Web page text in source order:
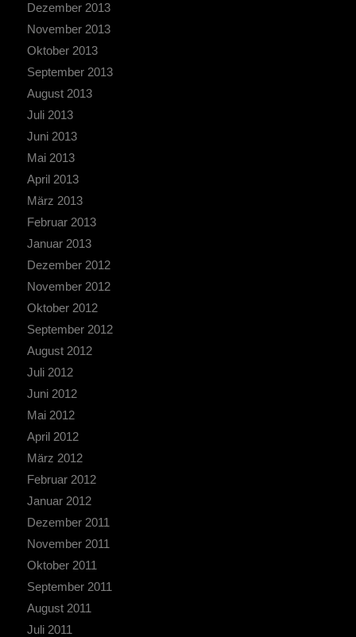
Dezember 2013
November 2013
Oktober 2013
September 2013
August 2013
Juli 2013
Juni 2013
Mai 2013
April 2013
März 2013
Februar 2013
Januar 2013
Dezember 2012
November 2012
Oktober 2012
September 2012
August 2012
Juli 2012
Juni 2012
Mai 2012
April 2012
März 2012
Februar 2012
Januar 2012
Dezember 2011
November 2011
Oktober 2011
September 2011
August 2011
Juli 2011